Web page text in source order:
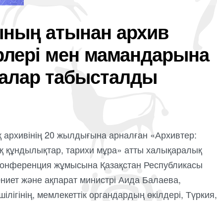
атынан архив
мен мамандарына
табысталды
20 жылдығына арналған «Архивтер:
тарихи мұра» атты халықаралық
жұмысына Қазақстан Республикасы
және ақпарат министрі Аида Балаева,
мемлекеттік органдардың өкілдері, Түркия,